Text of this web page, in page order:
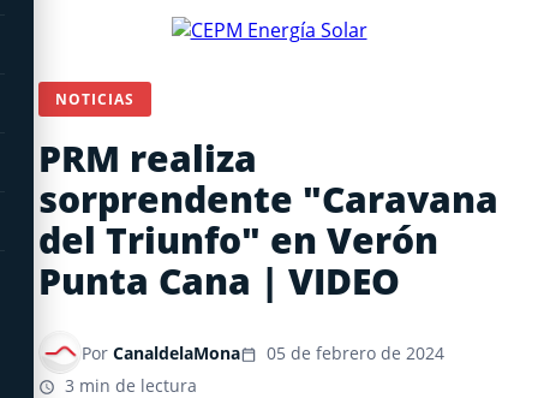
NOTICIAS
PRM realiza
sorprendente "Caravana
del Triunfo" en Verón
Punta Cana | VIDEO
Por CanaldelaMona
05 de febrero de 2024
3 min de lectura